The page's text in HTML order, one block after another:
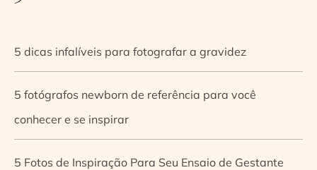
5 dicas infalíveis para fotografar a gravidez
5 fotógrafos newborn de referência para você
conhecer e se inspirar
5 Fotos de Inspiração Para Seu Ensaio de Gestante